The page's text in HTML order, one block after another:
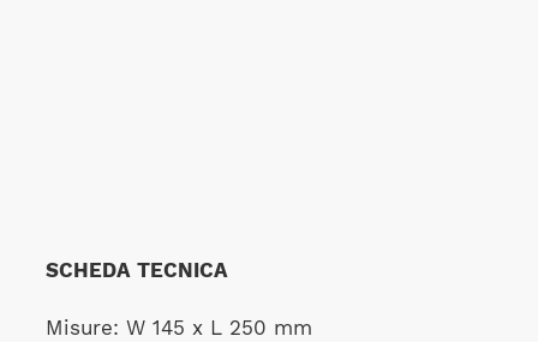
SCHEDA TECNICA
Misure: W 145 x L 250 mm